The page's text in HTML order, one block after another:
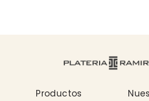
Productos